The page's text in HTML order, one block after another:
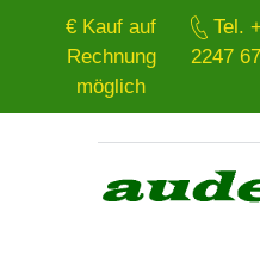
Zum Hauptinhalt springen
€ Kauf auf
Rechnung
möglich
Tel.
2247